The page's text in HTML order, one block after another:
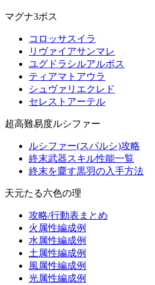
マグナ3ボス
コロッサスイラ
リヴァイアサンマレ
ユグドラシルアルボス
ティアマトアウラ
シュヴァリエクレド
セレストアーテル
超高難易度ルシファー
ルシファー(スパルシ)攻略
終末武器スキル性能一覧
終末を齎す黒羽の入手方法
天元たる六色の理
攻略/行動表まとめ
火属性編成例
水属性編成例
土属性編成例
風属性編成例
光属性編成例